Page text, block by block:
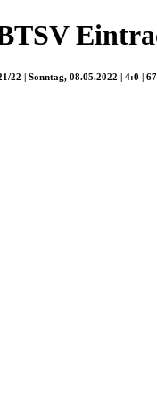
22 | Sonntag, 08.05.2022 | 4:0 |